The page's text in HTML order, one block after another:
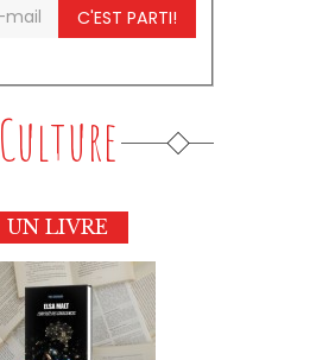
C'EST PARTI!
Culture
UN LIVRE